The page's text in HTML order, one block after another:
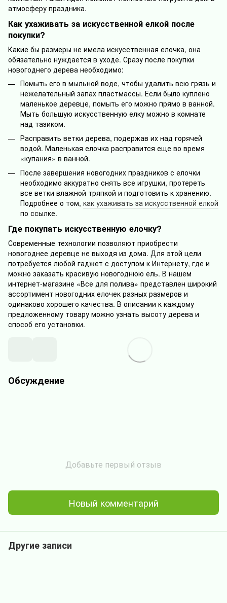
атмосферу праздника.
Как ухаживать за искусственной елкой после
покупки?
Какие бы размеры не имела искусственная елочка, она
обязательно нуждается в уходе. Сразу после покупки
новогоднего дерева необходимо:
Помыть его в мыльной воде, чтобы удалить всю грязь и
нежелательный запах пластмассы. Если было куплено
маленькое деревце, помыть его можно прямо в ванной.
Мыть большую искусственную елку можно в комнате
над тазиком.
Расправить ветки дерева, подержав их над горячей
водой. Маленькая елочка расправится еще во время
«купания» в ванной.
После завершения новогодних праздников с елочки
необходимо аккуратно снять все игрушки, протереть
все ветки влажной тряпкой и подготовить к хранению.
Подробнее о том, как ухаживать за искусственной елкой
по ссылке.
Где покупать искусственную елочку?
Современные технологии позволяют приобрести
новогоднее деревце не выходя из дома. Для этой цели
потребуется любой гаджет с доступом к Интернету, где и
можно заказать красивую новогоднюю ель. В нашем
интернет-магазине «Все для полива» представлен широкий
ассортимент новогодних елочек разных размеров и
одинаково хорошего качества. В описании к каждому
предложенному товару можно узнать высоту дерева и
способ его установки.
Обсуждение
Добавьте первый отзыв
Новый комментарий
Другие записи